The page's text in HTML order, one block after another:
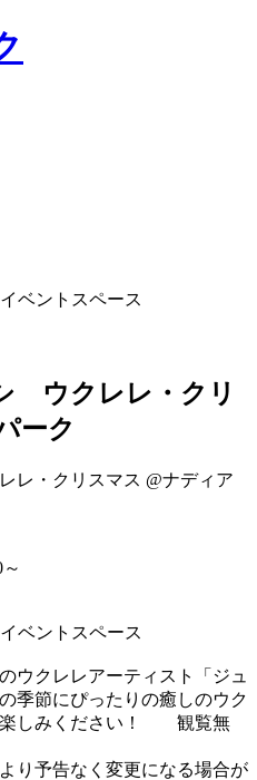
ベントスペース
ウクレレ・クリ
ーク
ベントスペース
ウクレレアーティスト「ジュ
季節にぴったりの癒しのウク
楽しみください！ 観覧無
り予告なく変更になる場合が